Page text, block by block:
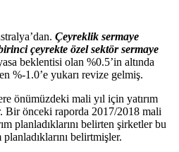
Çeyreklik sermaye
çeyrekte özel sektör sermaye
beklentisi olan %0.5’in altında
%-1.0’e yukarı revize gelmiş.
önümüzdeki mali yıl için yatırım
Bir önceki raporda 2017/2018 mali
planladıklarını belirten şirketler bu
belirtmişler.